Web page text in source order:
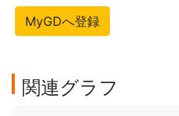
MyGDへ登録
関連グラフ